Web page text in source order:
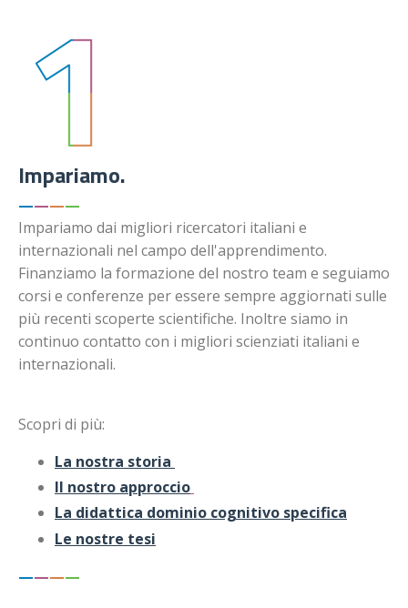
Impariamo.
————
Impariamo dai migliori ricercatori italiani e
internazionali nel campo dell'apprendimento.
Finanziamo la formazione del nostro team e seguiamo
corsi e conferenze per essere sempre aggiornati sulle
più recenti scoperte scientifiche. Inoltre siamo in
continuo contatto con i migliori scienziati italiani e
internazionali.
Scopri di più:
La nostra storia
Il nostro approccio
La didattica dominio cognitivo specifica
Le nostre tesi
————